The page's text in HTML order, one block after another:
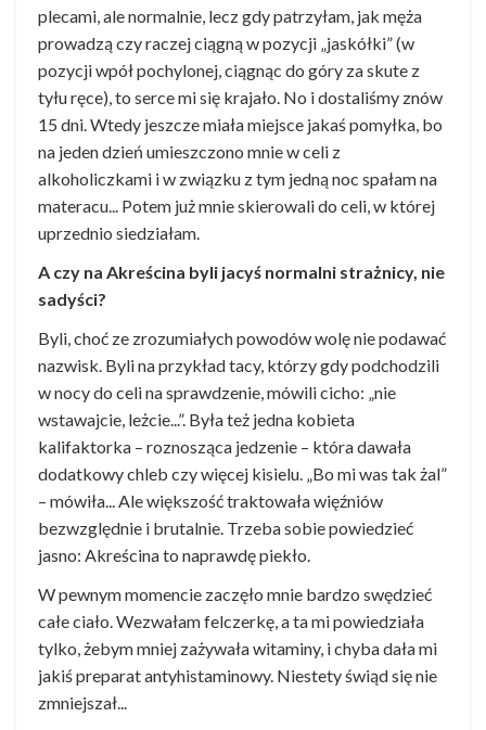
plecami, ale normalnie, lecz gdy patrzyłam, jak męża
prowadzą czy raczej ciągną w pozycji „jaskółki” (w
pozycji wpół pochylonej, ciągnąc do góry za skute z
tyłu ręce), to serce mi się krajało. No i dostaliśmy znów
15 dni. Wtedy jeszcze miała miejsce jakaś pomyłka, bo
na jeden dzień umieszczono mnie w celi z
alkoholiczkami i w związku z tym jedną noc spałam na
materacu... Potem już mnie skierowali do celi, w której
uprzednio siedziałam.
A czy na Akreścina byli jacyś normalni strażnicy, nie
sadyści?
Byli, choć ze zrozumiałych powodów wolę nie podawać
nazwisk. Byli na przykład tacy, którzy gdy podchodzili
w nocy do celi na sprawdzenie, mówili cicho: „nie
wstawajcie, leżcie...”. Była też jedna kobieta
kalifaktorka – roznosząca jedzenie – która dawała
dodatkowy chleb czy więcej kisielu. „Bo mi was tak żal”
– mówiła... Ale większość traktowała więźniów
bezwzględnie i brutalnie. Trzeba sobie powiedzieć
jasno: Akreścina to naprawdę piekło.
W pewnym momencie zaczęło mnie bardzo swędzieć
całe ciało. Wezwałam felczerkę, a ta mi powiedziała
tylko, żebym mniej zażywała witaminy, i chyba dała mi
jakiś preparat antyhistaminowy. Niestety świąd się nie
zmniejszał...